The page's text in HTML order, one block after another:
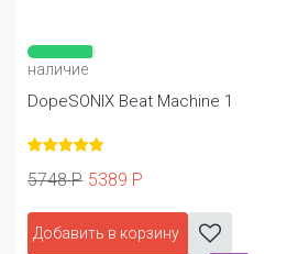
наличие
DopeSONIX Beat Machine 1
5748 Р 5389 Р
Добавить в корзину